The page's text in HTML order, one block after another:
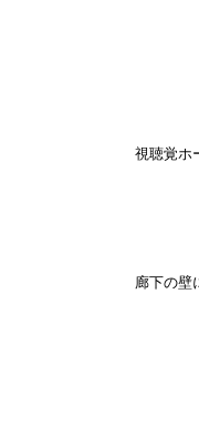
視聴覚ホ
廊下の壁